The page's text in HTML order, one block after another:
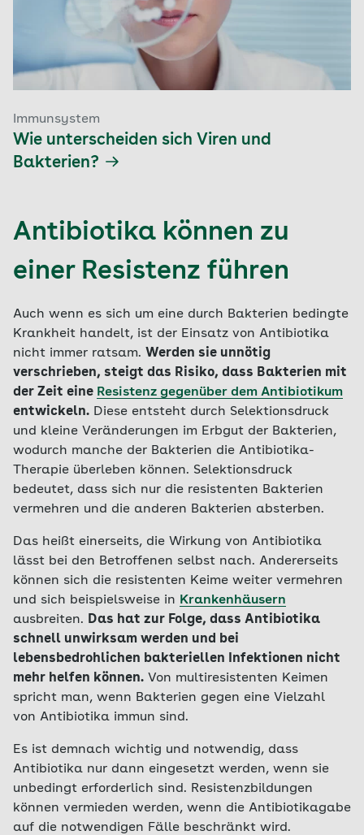
Immunsystem
Wie unterscheiden sich Viren und
Bakterien?
Antibiotika können zu
einer Resistenz führen
Auch wenn es sich um eine durch Bakterien bedingte
Krankheit handelt, ist der Einsatz von Antibiotika
nicht immer ratsam. Werden sie unnötig
verschrieben, steigt das Risiko, dass Bakterien mit
der Zeit eine Resistenz gegenüber dem Antibiotikum
entwickeln. Diese entsteht durch Selektionsdruck
und kleine Veränderungen im Erbgut der Bakterien,
wodurch manche der Bakterien die Antibiotika-
Therapie überleben können. Selektionsdruck
bedeutet, dass sich nur die resistenten Bakterien
vermehren und die anderen Bakterien absterben.
Das heißt einerseits, die Wirkung von Antibiotika
lässt bei den Betroffenen selbst nach. Andererseits
können sich die resistenten Keime weiter vermehren
und sich beispielsweise in Krankenhäusern
ausbreiten. Das hat zur Folge, dass Antibiotika
schnell unwirksam werden und bei
lebensbedrohlichen bakteriellen Infektionen nicht
mehr helfen können. Von multiresistenten Keimen
spricht man, wenn Bakterien gegen eine Vielzahl
von Antibiotika immun sind.
Es ist demnach wichtig und notwendig, dass
Antibiotika nur dann eingesetzt werden, wenn sie
unbedingt erforderlich sind. Resistenzbildungen
können vermieden werden, wenn die Antibiotikagabe
auf die notwendigen Fälle beschränkt wird.